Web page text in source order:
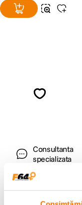
Consultanta
specializata